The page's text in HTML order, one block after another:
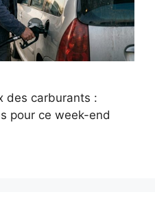
des carburants :
pour ce week-end